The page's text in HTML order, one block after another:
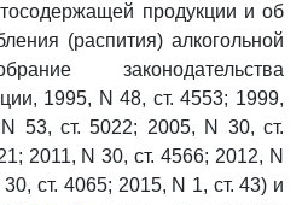
продукции и об
(распития) алкогольной
законодательства
1995, N 48, ст. 4553; 1999,
53, ст. 5022; 2005, N 30, ст.
2011, N 30, ст. 4566; 2012, N
ст. 4065; 2015, N 1, ст. 43) и